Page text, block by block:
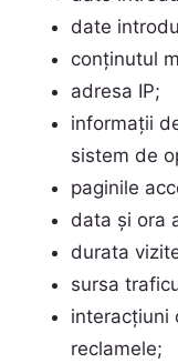
date
conținutul
adresa IP;
informații
sistem de
paginile
data și ora
durata
sursa
interacțiuni
reclamele;